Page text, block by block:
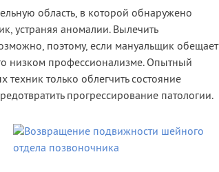
область, в которой обнаружено
устраняя аномалии. Вылечить
поэтому, если мануальщик обещает
низком профессионализме. Опытный
только облегчить состояние
прогрессирование патологии.